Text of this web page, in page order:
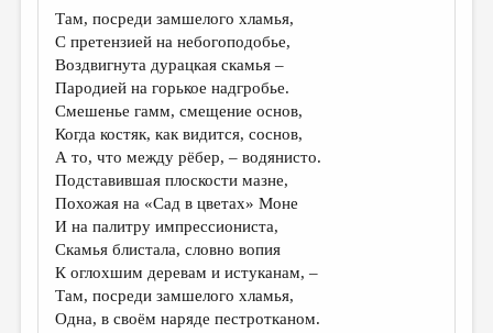
Там, посреди замшелого хламья,
С претензией на небогоподобье,
Воздвигнута дурацкая скамья –
Пародией на горькое надгробье.
Смешенье гамм, смещение основ,
Когда костяк, как видится, соснов,
А то, что между рёбер, – водянисто.
Подставившая плоскости мазне,
Похожая на «Сад в цветах» Моне
И на палитру импрессиониста,
Скамья блистала, словно вопия
К оглохшим деревам и истуканам, –
Там, посреди замшелого хламья,
Одна, в своём наряде пестротканом.